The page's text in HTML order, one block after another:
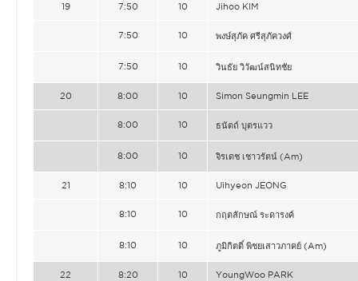
19 7:50 10 Jihoo KIM
7:50 10 พงษ์สุภัค ศรีสุภัควงศ์
7:50 10 วินธัย วิวัฒน์สนิทชัย
20 8:00 10 Simon Seungmin LEE
8:00 10 ธนัตถ์ บุตรแวว
8:00 10 จิรเดช เชาวรัตน์ (Am)
21 8:10 10 Uihyeon JEONG
8:10 10 กฤตลักษณ์ ระดารงค์
8:10 10 ภูมิกิตติ์ พิชยเสาวภาคย์ (Am)
22 8:20 10 YoungWoo PARK